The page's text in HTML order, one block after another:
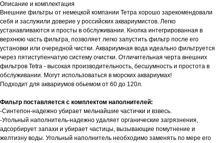
Описание и комплектация
Внешние фильтры от немецкой компании Тетра хорошо зарекомендовали
себя и заслужили доверие у российских аквариумистов. Легко
устанавливаются и просты в обслуживании. Кнопка интегрированная в
верхнюю часть фильтра, позволяет легко запустить фильтр после его
установки или очередной чистки. Аквариумная вода идеально фильтруется
через пятиступенчатую систему очистки. Отличительная черта внешних
фильтров Tetra - высокая производительность, бесшумность и простота в
обслуживании. Могут использоваться в морских аквариумах!
Подходит для аквариумов обьемом от 60 до 120л.
Фильтр поставляется с комплектом наполнителей:
-Синтепон-надежно убирает мельчайшие частички и взвесь.
-Угольный наполнитель-надежно удаляет органические загрязнения,
адсорбирует запахи и убирает частицы, вызывающие помутнение и
желтизну воды. Угольный наполнитель необходимо заменять по мере его